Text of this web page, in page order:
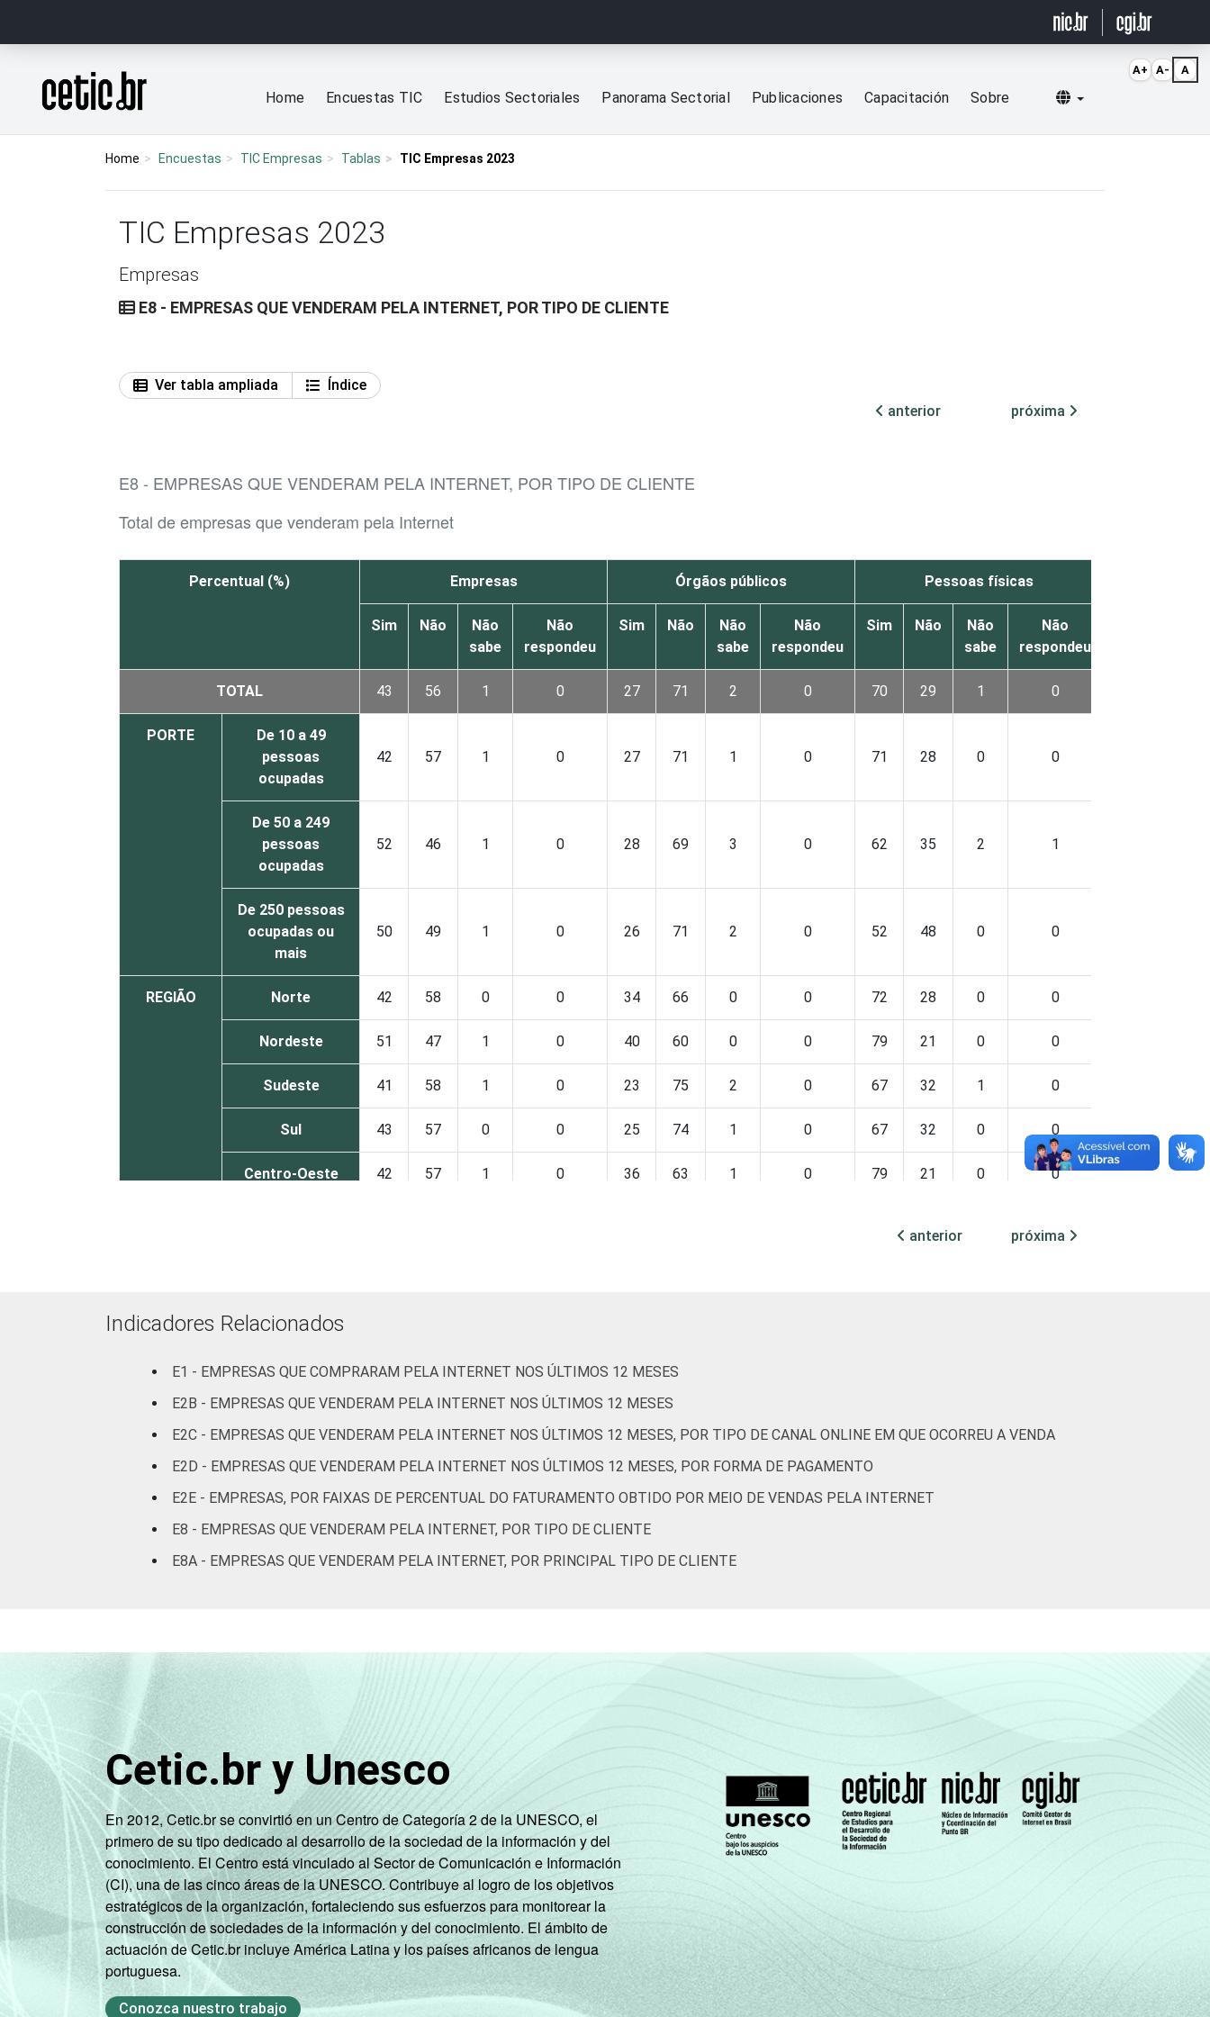
Página inicial
Home Encuestas TIC Estudios Sectoriales Panorama Sectorial Publicaciones Capacitación Sobre Selecionar idioma
Home Encuestas TIC Empresas Tablas TIC Empresas 2023
TIC Empresas 2023
Empresas
E8 - EMPRESAS QUE VENDERAM PELA INTERNET, POR TIPO DE CLIENTE
Ver tabla ampliada
Índice
anterior
próxima
E8 - EMPRESAS QUE VENDERAM PELA INTERNET, POR TIPO DE CLIENTE
Total de empresas que venderam pela Internet
Percentual (%) Empresas Órgãos públicos Pessoas físicas
Sim Não
Não
sabe
Não
respondeu
Sim Não
Não
sabe
Não
respondeu
Sim Não
Não
sabe
Não
respondeu
TOTAL 43 56 1 0 27 71 2 0 70 29 1 0
PORTE
De 10 a 49
pessoas
ocupadas
42 57 1 0 27 71 1 0 71 28 0 0
De 50 a 249
pessoas
ocupadas
52 46 1 0 28 69 3 0 62 35 2 1
De 250 pessoas
ocupadas ou
mais
50 49 1 0 26 71 2 0 52 48 0 0
REGIÃO Norte 42 58 0 0 34 66 0 0 72 28 0 0
Nordeste 51 47 1 0 40 60 0 0 79 21 0 0
Sudeste 41 58 1 0 23 75 2 0 67 32 1 0
Sul 43 57 0 0 25 74 1 0 67 32 0 0
Centro-Oeste 42 57 1 0 36 63 1 0 79 21 0 0
37 1
Comércio,
veículos
motocicletas
40 59 1 0 33 65
Transporte,
correio
alimentação
30 69 1 0 15 83 2
científicas e
técnicas,
atividades
administrativas
e serviços
complementares
53 47 1 0 70 30 1 0
Artes, cultura,
esporte e
recreação,
outras
atividades de
32 0 18 80 1 0 69 30 1
anterior próxima
Indicadores Relacionados
E1 - EMPRESAS QUE COMPRARAM PELA INTERNET NOS ÚLTIMOS 12 MESES
E2B - EMPRESAS QUE VENDERAM PELA INTERNET NOS ÚLTIMOS 12 MESES
E2C - EMPRESAS QUE VENDERAM PELA INTERNET NOS ÚLTIMOS 12 MESES, POR TIPO DE CANAL ONLINE EM QUE OCORREU A VENDA
E2D - EMPRESAS QUE VENDERAM PELA INTERNET NOS ÚLTIMOS 12 MESES, POR FORMA DE PAGAMENTO
E2E - EMPRESAS, POR FAIXAS DE PERCENTUAL DO FATURAMENTO OBTIDO POR MEIO DE VENDAS PELA INTERNET
E8 - EMPRESAS QUE VENDERAM PELA INTERNET, POR TIPO DE CLIENTE
E8A - EMPRESAS QUE VENDERAM PELA INTERNET, POR PRINCIPAL TIPO DE CLIENTE
Cetic.br y Unesco
En 2012, Cetic.br se convirtió en un Centro de Categoría 2 de la UNESCO, el
primero de su tipo dedicado al desarrollo de la sociedad de la información y del
conocimiento. El Centro está vinculado al Sector de Comunicación e Información
(CI), una de las cinco áreas de la UNESCO. Contribuye al logro de los objetivos
estratégicos de la organización, fortaleciendo sus esfuerzos para monitorear la
construcción de sociedades de la información y del conocimiento. El ámbito de
actuación de Cetic.br incluye América Latina y los países africanos de lengua
portuguesa.
Conozca nuestro trabajo
A+ A- A